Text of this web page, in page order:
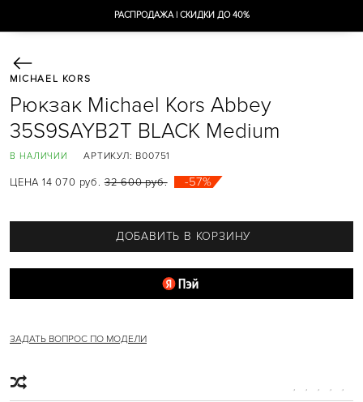
РАСПРОДАЖА | СКИДКИ ДО 40%
MICHAEL KORS
Рюкзак Michael Kors Abbey
35S9SAYB2T BLACK Medium
В НАЛИЧИИ АРТИКУЛ: B00751
ЦЕНА 14 070 руб. 32 600 руб. -57%
ДОБАВИТЬ В КОРЗИНУ
ЗАДАТЬ ВОПРОС ПО МОДЕЛИ
AVA
AVRIL
BEDFORD
CAMILLE
CECE
EVA
GREENWICH
JADE